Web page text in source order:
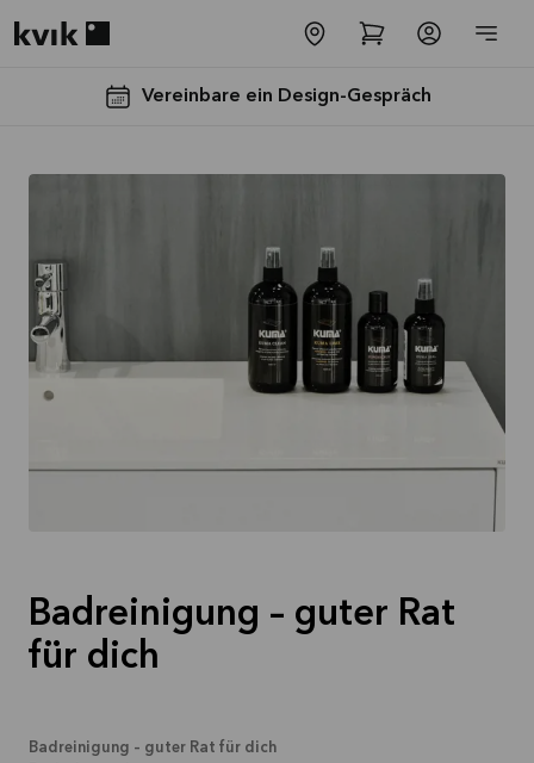
Vereinbare ein Design-Gespräch
Spare jetzt 40
% auf alle
Arbeitsplatten
Angebot gültig bis
Badreinigung – guter Rat
für dich
Badreinigung – guter Rat für dich